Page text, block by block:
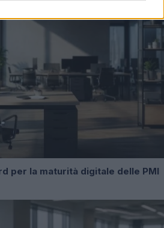
per la maturità digitale delle PMI